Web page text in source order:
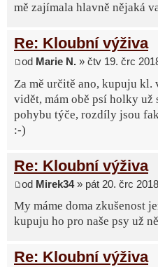
mě zajímala hlavně nějaká
Re: Kloubní výživa
od Marie N. » čtv 19. črc
Za mě určitě ano, kupuju
vidět, mám obě psí holky už
pohybu týče, rozdíly jsou
:-)
Re: Kloubní výživa
od Mirek34» pát 20. črc
My máme doma zkušenost
kupuju ho pro naše psy už
Re: Kloubní výživa